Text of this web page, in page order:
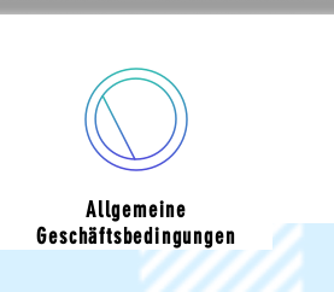
Allgemeine
Geschäftsbedingungen